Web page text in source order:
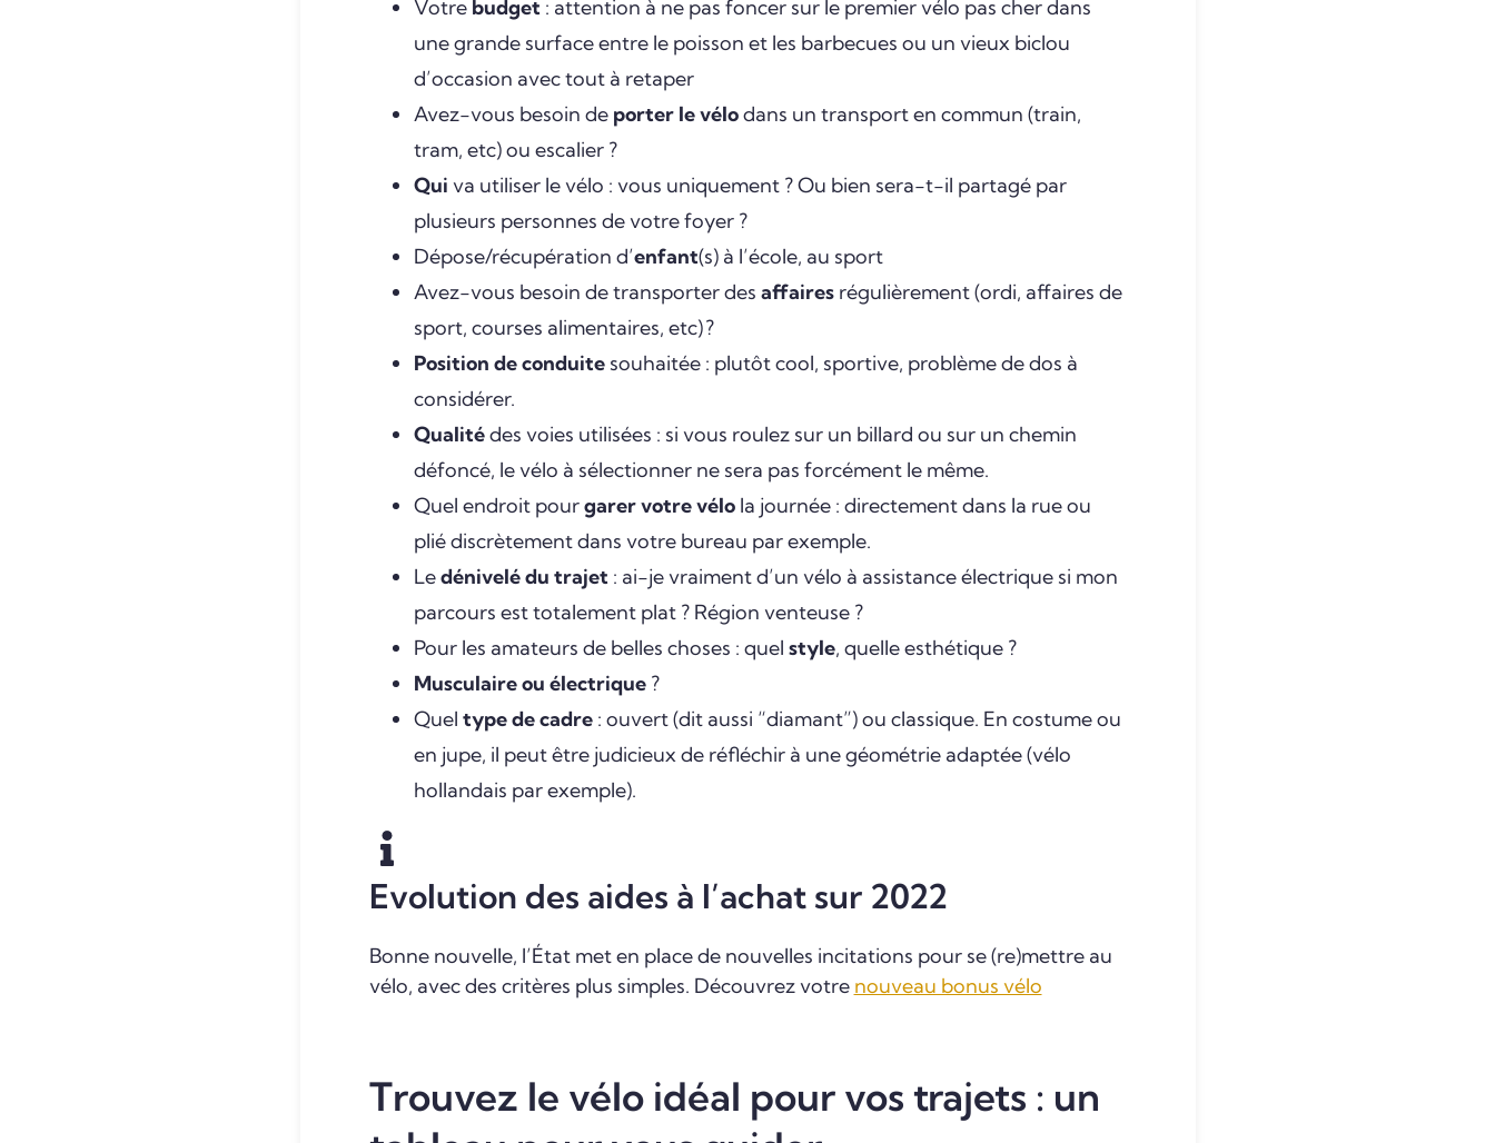
Votre budget : attention à ne pas foncer sur le premier vélo pas cher dans
une grande surface entre le poisson et les barbecues ou un vieux biclou
d’occasion avec tout à retaper
Avez-vous besoin de porter le vélodans un transport en commun (train,
tram, etc) ou escalier ?
Qui va utiliser le vélo : vous uniquement ? Ou bien sera-t-il partagé par
plusieurs personnes de votre foyer ?
Dépose/récupération d’enfant(s) à l’école, au sport
Avez-vous besoin de transporter des affaires régulièrement (ordi, affaires de
sport, courses alimentaires, etc) ?
Position de conduitesouhaitée : plutôt cool, sportive, problème de dos à
considérer.
Qualitédes voies utilisées : si vous roulez sur un billard ou sur un chemin
défoncé, le vélo à sélectionner ne sera pas forcément le même.
Quel endroit pourgarer votre vélola journée : directement dans la rue ou
plié discrètement dans votre bureau par exemple.
Ledénivelé du trajet: ai-je vraiment d’un vélo à assistance électrique si mon
parcours est totalement plat ? Région venteuse ?
Pour les amateurs de belles choses : quel style, quelle esthétique ?
Musculaire ou électrique ?
Quel type de cadre: ouvert (dit aussi “diamant”) ou classique. En costume ou
en jupe, il peut être judicieux de réfléchir à une géométrie adaptée (vélo
hollandais par exemple).
Evolution des aides à l’achat sur 2022
Bonne nouvelle, l’État met en place de nouvelles incitations pour se (re)mettre au
vélo, avec des critères plus simples. Découvrez votre nouveau bonus vélo
Trouvez le vélo idéal pour vos trajets : un